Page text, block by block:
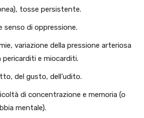
tosse persistente.
senso di oppressione.
variazione della pressione arteriosa
pericarditi e miocarditi.
del gusto, dell’udito.
di concentrazione e memoria (o
mentale).